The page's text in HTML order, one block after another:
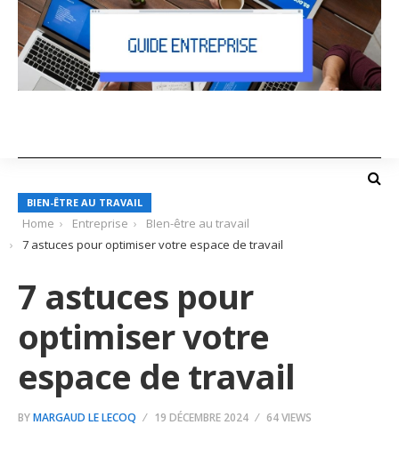
BIEN-ÊTRE AU TRAVAIL
Home Entreprise
BIen-être au travail
7 astuces pour optimiser votre espace de travail
7 astuces pour
optimiser votre
espace de travail
BYMARGAUD LE LECOQ 19 DÉCEMBRE 2024 64 VIEWS